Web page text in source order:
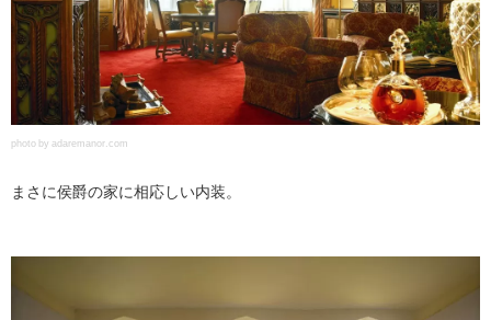
photo by adaremanor.com
まさに侯爵の家に相応しい内装。